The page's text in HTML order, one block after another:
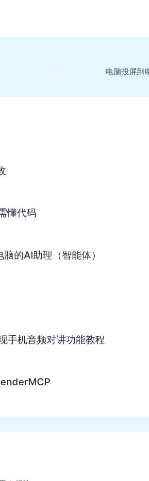
懂代码
的AI助理（智能体）
手机音频对讲功能教程